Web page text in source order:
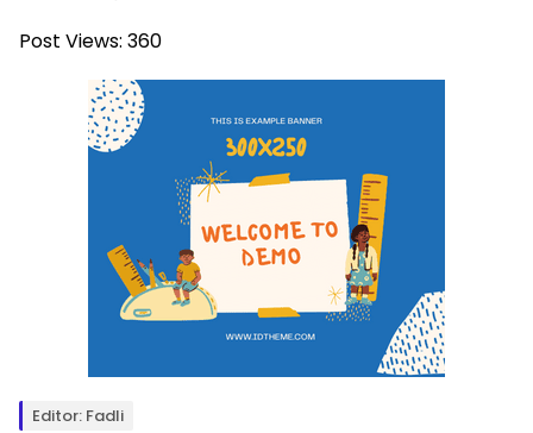
Post Views: 360
Editor: Fadli